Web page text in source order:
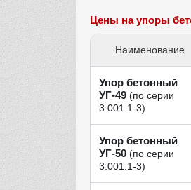
Цены на упоры
Наименование
Упор бетонный
УГ‑49 (по серии
3.001.1‑3)
Упор бетонный
УГ‑50 (по серии
3.001.1‑3)